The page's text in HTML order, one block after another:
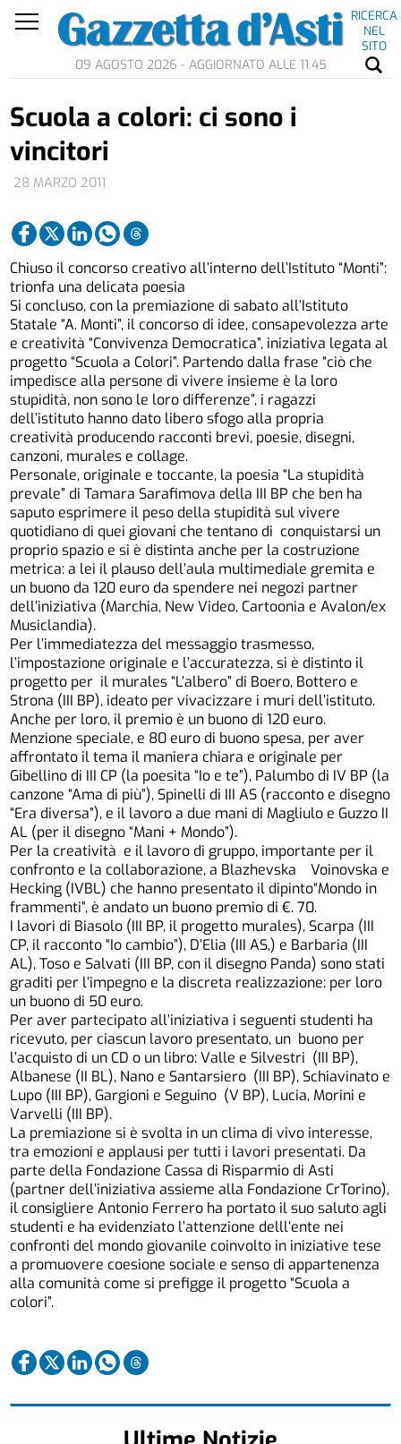
RICERCA
NEL
SITO
09 AGOSTO 2026 - AGGIORNATO ALLE 11.45
28 MARZO 2011
Scuola a colori: ci sono i
vincitori
Chiuso il concorso creativo all’interno dell’Istituto “Monti”:
trionfa una delicata poesia
Si concluso, con la premiazione di sabato all’Istituto
Statale “A. Monti”, il concorso di idee, consapevolezza arte
e creatività “Convivenza Democratica”, iniziativa legata al
progetto “Scuola a Colori”. Partendo dalla frase “ciò che
impedisce alla persone di vivere insieme è la loro
stupidità, non sono le loro differenze”, i ragazzi
dell’istituto hanno dato libero sfogo alla propria
creatività producendo racconti brevi, poesie, disegni,
canzoni, murales e collage.
Personale, originale e toccante, la poesia “La stupidità
prevale” di Tamara Sarafimova della III BP che ben ha
saputo esprimere il peso della stupidità sul vivere
quotidiano di quei giovani che tentano di conquistarsi un
proprio spazio e si è distinta anche per la costruzione
metrica: a lei il plauso dell’aula multimediale gremita e
un buono da 120 euro da spendere nei negozi partner
dell’iniziativa (Marchia, New Video, Cartoonia e Avalon/ex
Musiclandia).
Per l’immediatezza del messaggio trasmesso,
l’impostazione originale e l’accuratezza, si è distinto il
progetto per il murales “L’albero” di Boero, Bottero e
Strona (III BP), ideato per vivacizzare i muri dell’istituto.
Anche per loro, il premio è un buono di 120 euro.
Menzione speciale, e 80 euro di buono spesa, per aver
affrontato il tema il maniera chiara e originale per
Gibellino di III CP (la poesita “Io e te”), Palumbo di IV BP (la
canzone “Ama di più”), Spinelli di III AS (racconto e disegno
“Era diversa”), e il lavoro a due mani di Magliulo e Guzzo II
AL (per il disegno “Mani + Mondo”).
Per la creatività e il lavoro di gruppo, importante per il
confronto e la collaborazione, a Blazhevska Voinovska e
Hecking (IVBL) che hanno presentato il dipinto“Mondo in
frammenti”, è andato un buono premio di €. 70.
I lavori di Biasolo (III BP, il progetto murales), Scarpa (III
CP, il racconto “Io cambio”), D’Elia (III AS,) e Barbaria (III
AL), Toso e Salvati (III BP, con il disegno Panda) sono stati
graditi per l’impegno e la discreta realizzazione: per loro
un buono di 50 euro.
Per aver partecipato all’iniziativa i seguenti studenti ha
ricevuto, per ciascun lavoro presentato, un buono per
l’acquisto di un CD o un libro: Valle e Silvestri (III BP),
Albanese (II BL), Nano e Santarsiero (III BP), Schiavinato e
Lupo (III BP), Gargioni e Seguino (V BP), Lucia, Morini e
Varvelli (III BP).
La premiazione si è svolta in un clima di vivo interesse,
tra emozioni e applausi per tutti i lavori presentati. Da
parte della Fondazione Cassa di Risparmio di Asti
(partner dell’iniziativa assieme alla Fondazione CrTorino),
il consigliere Antonio Ferrero ha portato il suo saluto agli
studenti e ha evidenziato l’attenzione delll’ente nei
confronti del mondo giovanile coinvolto in iniziative tese
a promuovere coesione sociale e senso di appartenenza
alla comunità come si prefigge il progetto “Scuola a
colori”.